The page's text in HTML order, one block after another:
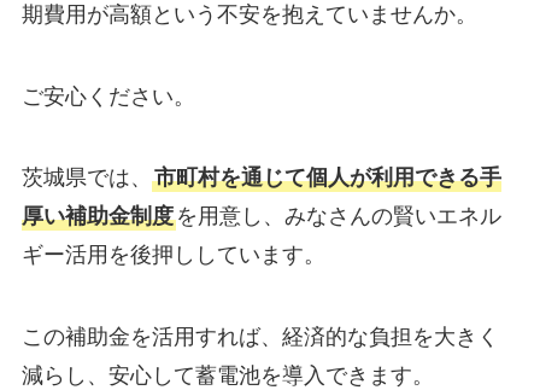
期費用が高額という不安を抱えていませんか。
ご安心ください。
茨城県では、 市町村を通じて個人が利用できる手
厚い補助金制度を用意し、みなさんの賢いエネル
ギー活用を後押ししています。
この補助金を活用すれば、経済的な負担を大きく
減らし、安心して蓄電池を導入できます。